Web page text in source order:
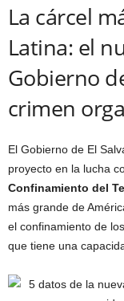
La cárcel
Latina: el
Gobierno
crimen
El Gobierno de El
proyecto en la lucha
Confinamiento del
más grande de
el confinamiento de
que tiene una